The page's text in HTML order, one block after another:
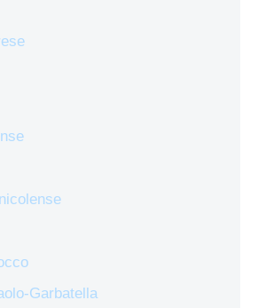
Garbatella